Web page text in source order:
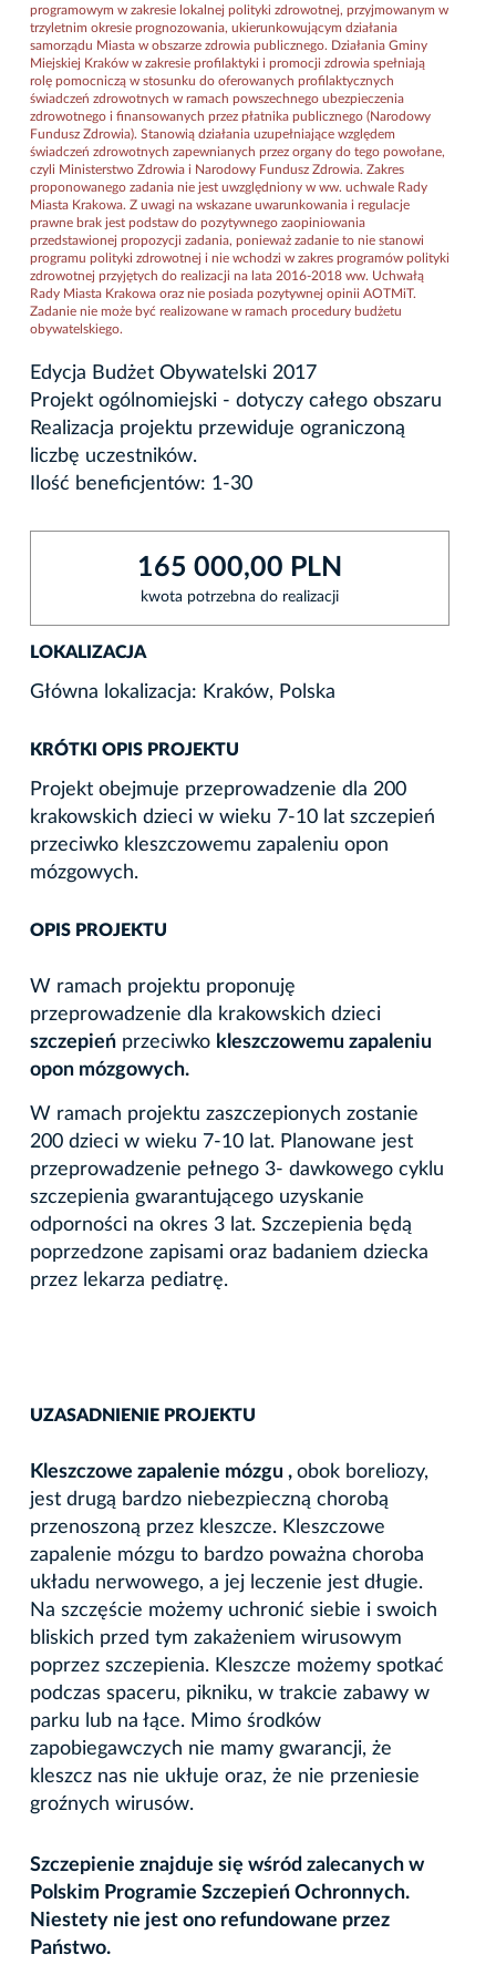
programowym w zakresie lokalnej polityki zdrowotnej, przyjmowanym w
trzyletnim okresie prognozowania, ukierunkowującym działania
samorządu Miasta w obszarze zdrowia publicznego. Działania Gminy
Miejskiej Kraków w zakresie profilaktyki i promocji zdrowia spełniają
rolę pomocniczą w stosunku do oferowanych profilaktycznych
świadczeń zdrowotnych w ramach powszechnego ubezpieczenia
zdrowotnego i finansowanych przez płatnika publicznego (Narodowy
Fundusz Zdrowia). Stanowią działania uzupełniające względem
świadczeń zdrowotnych zapewnianych przez organy do tego powołane,
czyli Ministerstwo Zdrowia i Narodowy Fundusz Zdrowia. Zakres
proponowanego zadania nie jest uwzględniony w ww. uchwale Rady
Miasta Krakowa. Z uwagi na wskazane uwarunkowania i regulacje
prawne brak jest podstaw do pozytywnego zaopiniowania
przedstawionej propozycji zadania, ponieważ zadanie to nie stanowi
programu polityki zdrowotnej i nie wchodzi w zakres programów polityki
zdrowotnej przyjętych do realizacji na lata 2016-2018 ww. Uchwałą
Rady Miasta Krakowa oraz nie posiada pozytywnej opinii AOTMiT.
Zadanie nie może być realizowane w ramach procedury budżetu
obywatelskiego.
Edycja Budżet Obywatelski 2017
Projekt ogólnomiejski - dotyczy całego obszaru
Realizacja projektu przewiduje ograniczoną
liczbę uczestników.
Ilość beneficjentów: 1-30
165 000,00 PLN
kwota potrzebna do realizacji
LOKALIZACJA
Główna lokalizacja: Kraków, Polska
KRÓTKI OPIS PROJEKTU
Projekt obejmuje przeprowadzenie dla 200
krakowskich dzieci w wieku 7-10 lat szczepień
przeciwko kleszczowemu zapaleniu opon
mózgowych.
OPIS PROJEKTU
W ramach projektu proponuję
przeprowadzenie dla krakowskich dzieci
szczepień przeciwko kleszczowemu zapaleniu
opon mózgowych.
W ramach projektu zaszczepionych zostanie
200 dzieci w wieku 7-10 lat. Planowane jest
przeprowadzenie pełnego 3- dawkowego cyklu
szczepienia gwarantującego uzyskanie
odporności na okres 3 lat. Szczepienia będą
poprzedzone zapisami oraz badaniem dziecka
przez lekarza pediatrę.
UZASADNIENIE PROJEKTU
Kleszczowe zapalenie mózgu , obok boreliozy,
jest drugą bardzo niebezpieczną chorobą
przenoszoną przez kleszcze. Kleszczowe
zapalenie mózgu to bardzo poważna choroba
układu nerwowego, a jej leczenie jest długie.
Na szczęście możemy uchronić siebie i swoich
bliskich przed tym zakażeniem wirusowym
poprzez szczepienia. Kleszcze możemy spotkać
podczas spaceru, pikniku, w trakcie zabawy w
parku lub na łące. Mimo środków
zapobiegawczych nie mamy gwarancji, że
kleszcz nas nie ukłuje oraz, że nie przeniesie
groźnych wirusów.
Szczepienie znajduje się wśród zalecanych w
Polskim Programie Szczepień Ochronnych.
Niestety nie jest ono refundowane przez
Państwo.